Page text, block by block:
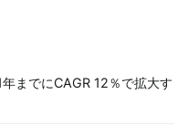
までにCAGR 12％で拡大す